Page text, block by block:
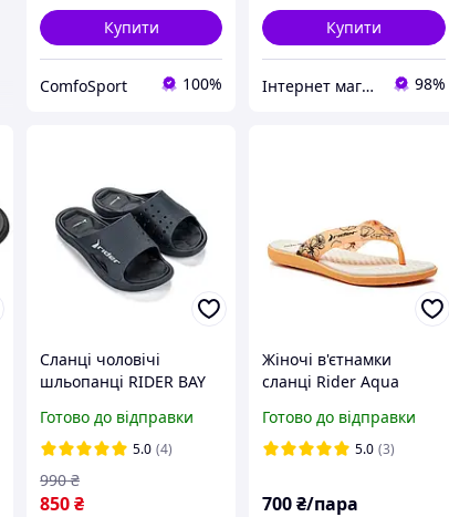
Купити
ComfoSport 100%
Купити
Інтернет магазин спортивного взуття Shoes-Factory 98%
Сланці чоловічі
шльопанці RIDER BAY
маломірки на два
розміри
Готово до відправки
5.0 (4)
850₴
990 ₴
Жіночі в'єтнамки
сланці Rider Aqua
Готово до відправки
5.0 (3)
700₴/пара